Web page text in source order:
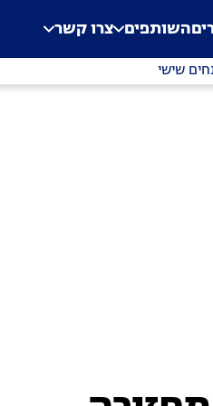
השותפים צרו קשר
שישי